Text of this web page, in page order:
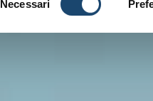
del
Necessari